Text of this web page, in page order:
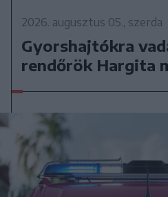
2026. augusztus 05., szerda
Gyorshajtókra
rendőrök Hargita